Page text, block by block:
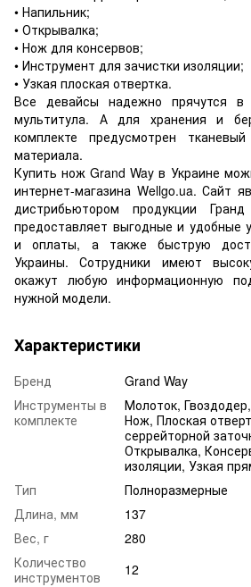
• Напильник;
• Открывалка;
• Нож для консервов;
• Инструмент для зачистки изоляции;
• Узкая плоская отвертка.
Все девайсы надежно прячутся в
мультитула. А для хранения и
комплекте предусмотрен
материала.
Купить нож Grand Way в Украине
интернет-магазина Wellgo.ua. Сайт
дистрибьютором продукции
предоставляет выгодные и удобные
и оплаты, а также быструю
Украины. Сотрудники имеют
окажут любую информационную
нужной модели.
Характеристики
Бренд
Grand Way
Инструменты в
комплекте
Молоток,
Нож, Плоская
серрейторной
Открывалка,
изоляции, Узкая
Тип
Полноразмерные
Длина, мм
137
Вес, г
280
Количество
инструментов
12